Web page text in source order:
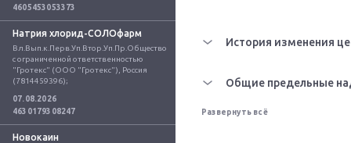
4605453053373
Натрия хлорид-СОЛОфарм
Вл.Вып.к.Перв.Уп.Втор.Уп.Пр.Общество
с ограниченной ответственностью
"Гротекс" (ООО "Гротекс"), Россия
(7814459396);
07.08.2026
4630179308247
Новокаин
История изменения
Общие предельные
Развернуть всё